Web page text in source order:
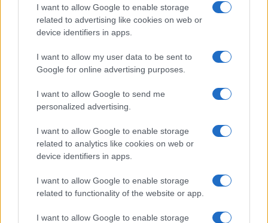
I want to allow Google to enable storage
related to advertising like cookies on web or
device identifiers in apps.
I want to allow my user data to be sent to
Google for online advertising purposes.
I want to allow Google to send me
personalized advertising.
I want to allow Google to enable storage
related to analytics like cookies on web or
device identifiers in apps.
I want to allow Google to enable storage
related to functionality of the website or app.
I want to allow Google to enable storage
Continua a leggere